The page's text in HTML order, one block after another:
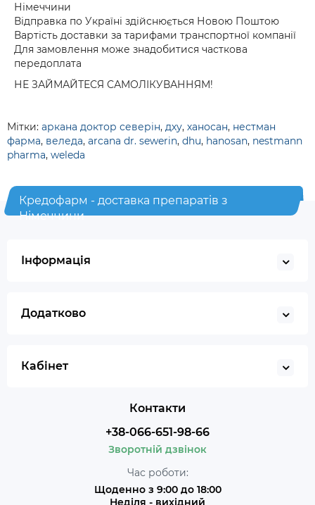
Німеччини
Відправка по Україні здійснюється Новою Поштою
Вартість доставки за тарифами транспортної компанії
Для замовлення може знадобитися часткова
передоплата
НЕ ЗАЙМАЙТЕСЯ САМОЛІКУВАННЯМ!
Мітки: аркана доктор северін, дху, ханосан, нестман
фарма, веледа, arcana dr. sewerin, dhu, hanosan, nestmann
pharma, weleda
Кредофарм - доставка препаратів з
Німеччини
Інформація
Додатково
Кабінет
Контакти
+38-066-651-98-66
Зворотній дзвінок
Час роботи:
Щоденно з 9:00 до 18:00
Неділя - вихідний